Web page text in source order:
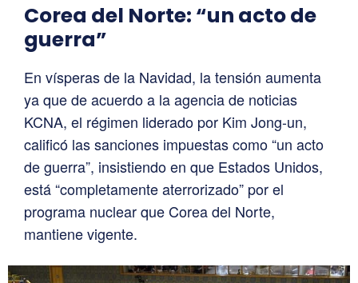
Corea del Norte: “un acto de
guerra”
En vísperas de la Navidad, la tensión aumenta
ya que de acuerdo a la agencia de noticias
KCNA, el régimen liderado por Kim Jong-un,
calificó las sanciones impuestas como “un acto
de guerra”, insistiendo en que Estados Unidos,
está “completamente aterrorizado” por el
programa nuclear que Corea del Norte,
mantiene vigente.